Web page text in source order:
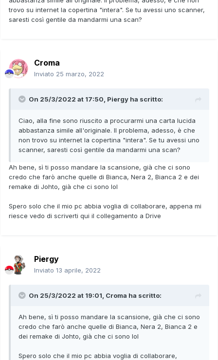
trovo su internet la copertina "intera". Se tu avessi uno scanner,
saresti così gentile da mandarmi una scan?
Croma
Inviato 25 marzo, 2022
On 25/3/2022 at 17:50, Piergy ha scritto:
Ciao, alla fine sono riuscito a procurarmi una carta lucida
abbastanza simile all'originale. Il problema, adesso, è che
non trovo su internet la copertina "intera". Se tu avessi uno
scanner, saresti così gentile da mandarmi una scan?
Ah bene, sì ti posso mandare la scansione, già che ci sono
credo che farò anche quelle di Bianca, Nera 2, Bianca 2 e dei
remake di Johto, già che ci sono lol
Spero solo che il mio pc abbia voglia di collaborare, appena mi
riesce vedo di scriverti qui il collegamento a Drive
Piergy
Inviato 13 aprile, 2022
On 25/3/2022 at 19:01, Croma ha scritto:
Ah bene, sì ti posso mandare la scansione, già che ci sono
credo che farò anche quelle di Bianca, Nera 2, Bianca 2 e
dei remake di Johto, già che ci sono lol
Spero solo che il mio pc abbia voglia di collaborare,